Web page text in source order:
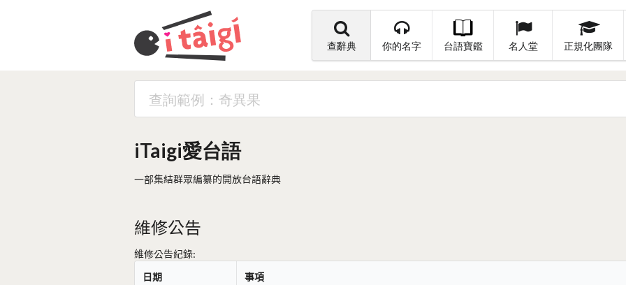
查辭典 你的名字 台語寶鑑 名人堂 正規化團隊
iTaigi愛台語
一部集結群眾編纂的開放台語辭典
維修公告
維修公告紀錄:
日期
事項